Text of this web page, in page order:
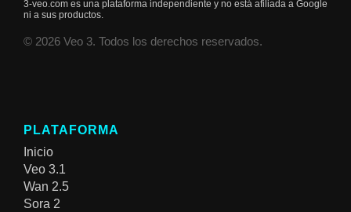
3-veo.com es una plataforma independiente y no está afiliada a Google
ni a sus productos.
© 2026 Veo 3. Todos los derechos reservados.
PLATAFORMA
Inicio
Veo 3.1
Wan 2.5
Sora 2